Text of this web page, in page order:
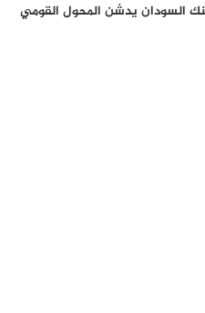
السودان يدشن المحول القومي